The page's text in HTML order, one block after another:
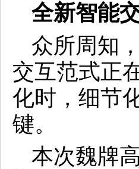
全新智能
众所周知
交互范式正
化时，细节
键。
本次魏牌